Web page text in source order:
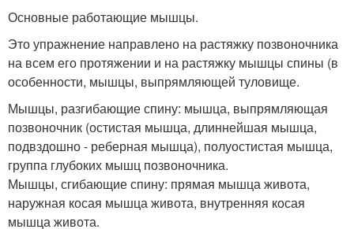
Основные работающие мышцы.
Это упражнение направлено на растяжку позвоночника
на всем его протяжении и на растяжку мышцы спины (в
особенности, мышцы, выпрямляющей туловище.
Мышцы, разгибающие спину: мышца, выпрямляющая
позвоночник (остистая мышца, длиннейшая мышца,
подвздошно - реберная мышца), полуостистая мышца,
группа глубоких мышц позвоночника.
Мышцы, сгибающие спину: прямая мышца живота,
наружная косая мышца живота, внутренняя косая
мышца живота.